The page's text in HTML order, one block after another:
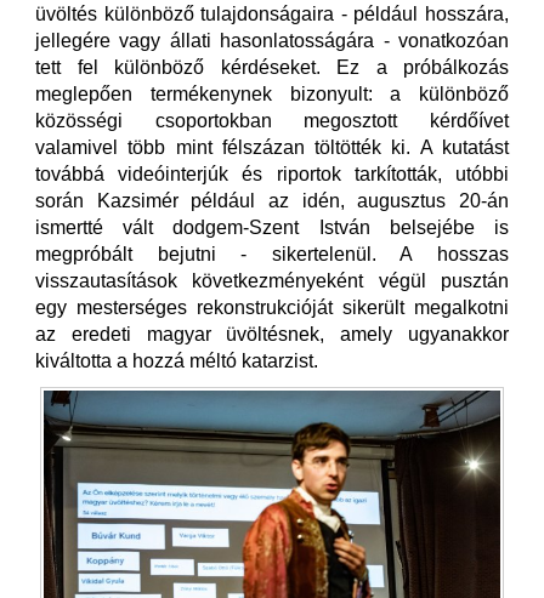
üvöltés különböző tulajdonságaira - például hosszára,
jellegére vagy állati hasonlatosságára - vonatkozóan
tett fel különböző kérdéseket. Ez a próbálkozás
meglepően termékenynek bizonyult: a különböző
közösségi csoportokban megosztott kérdőívet
valamivel több mint félszázan töltötték ki. A kutatást
továbbá videóinterjúk és riportok tarkították, utóbbi
során Kazsimér például az idén, augusztus 20-án
ismertté vált dodgem-Szent István belsejébe is
megpróbált bejutni - sikertelenül. A hosszas
visszautasítások következményeként végül pusztán
egy mesterséges rekonstrukcióját sikerült megalkotni
az eredeti magyar üvöltésnek, amely ugyanakkor
kiváltotta a hozzá méltó katarzist.